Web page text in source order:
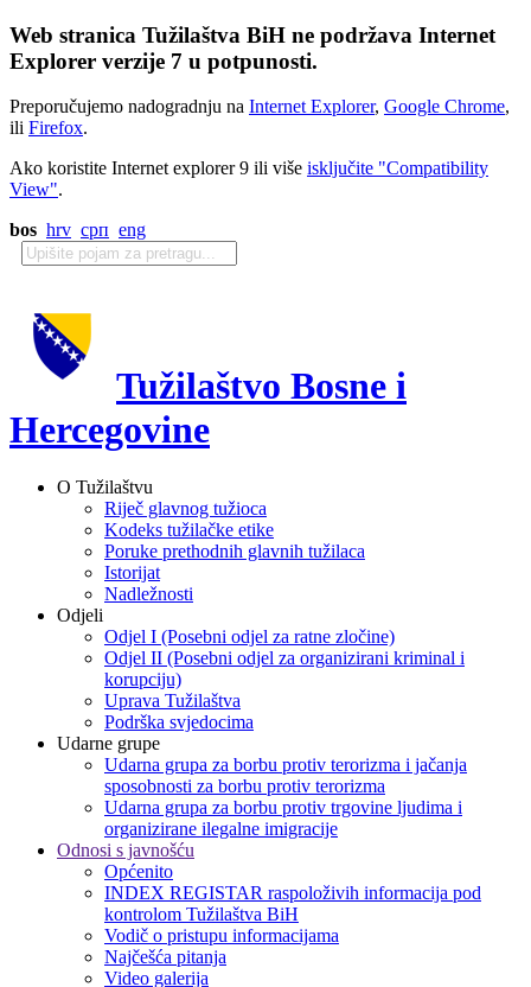
Web stranica Tužilaštva BiH ne podržava Internet
Explorer verzije 7 u potpunosti.
Preporučujemo nadogradnju na Internet Explorer, Google Chrome,
ili Firefox.
Ako koristite Internet explorer 9 ili više isključite "Compatibility
View".
bos hrv срп eng
Tužilaštvo Bosne i
Hercegovine
O Tužilaštvu
Riječ glavnog tužioca
Kodeks tužilačke etike
Poruke prethodnih glavnih tužilaca
Istorijat
Nadležnosti
Odjeli
Odjel I (Posebni odjel za ratne zločine)
Odjel II (Posebni odjel za organizirani kriminal i
korupciju)
Uprava Tužilaštva
Podrška svjedocima
Udarne grupe
Udarna grupa za borbu protiv terorizma i jačanja
sposobnosti za borbu protiv terorizma
Udarna grupa za borbu protiv trgovine ljudima i
organizirane ilegalne imigracije
Odnosi s javnošću
Općenito
INDEX REGISTAR raspoloživih informacija pod
kontrolom Tužilaštva BiH
Vodič o pristupu informacijama
Najčešća pitanja
Video galerija